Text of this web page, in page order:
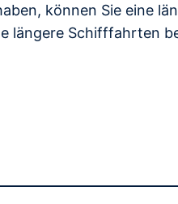
können Sie eine
längere Schifffahrten